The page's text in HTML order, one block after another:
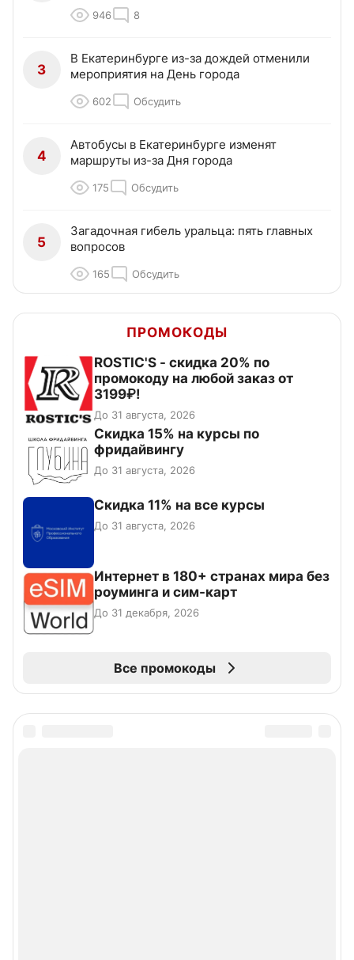
946 8
3
В Екатеринбурге из-за дождей отменили
мероприятия на День города
602 Обсудить
4
Автобусы в Екатеринбурге изменят
маршруты из-за Дня города
175 Обсудить
5
Загадочная гибель уральца: пять главных
вопросов
165 Обсудить
ПРОМОКОДЫ
ROSTIC'S - скидка 20% по
промокоду на любой заказ от
3199₽!
До 31 августа, 2026
Скидка 15% на курсы по
фридайвингу
До 31 августа, 2026
Скидка 11% на все курсы
До 31 августа, 2026
Интернет в 180+ странах мира без
роуминга и сим-карт
До 31 декабря, 2026
Все промокоды